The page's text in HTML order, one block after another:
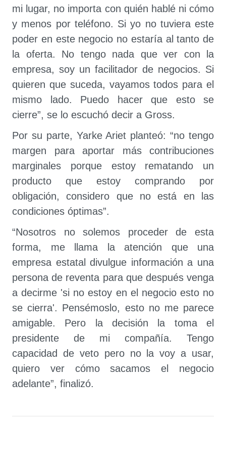
mi lugar, no importa con quién hablé ni cómo
y menos por teléfono. Si yo no tuviera este
poder en este negocio no estaría al tanto de
la oferta. No tengo nada que ver con la
empresa, soy un facilitador de negocios. Si
quieren que suceda, vayamos todos para el
mismo lado. Puedo hacer que esto se
cierre”, se lo escuchó decir a Gross.
Por su parte, Yarke Ariet planteó: “no tengo
margen para aportar más contribuciones
marginales porque estoy rematando un
producto que estoy comprando por
obligación, considero que no está en las
condiciones óptimas”.
“Nosotros no solemos proceder de esta
forma, me llama la atención que una
empresa estatal divulgue información a una
persona de reventa para que después venga
a decirme 'si no estoy en el negocio esto no
se cierra'. Pensémoslo, esto no me parece
amigable. Pero la decisión la toma el
presidente de mi compañía. Tengo
capacidad de veto pero no la voy a usar,
quiero ver cómo sacamos el negocio
adelante”, finalizó.